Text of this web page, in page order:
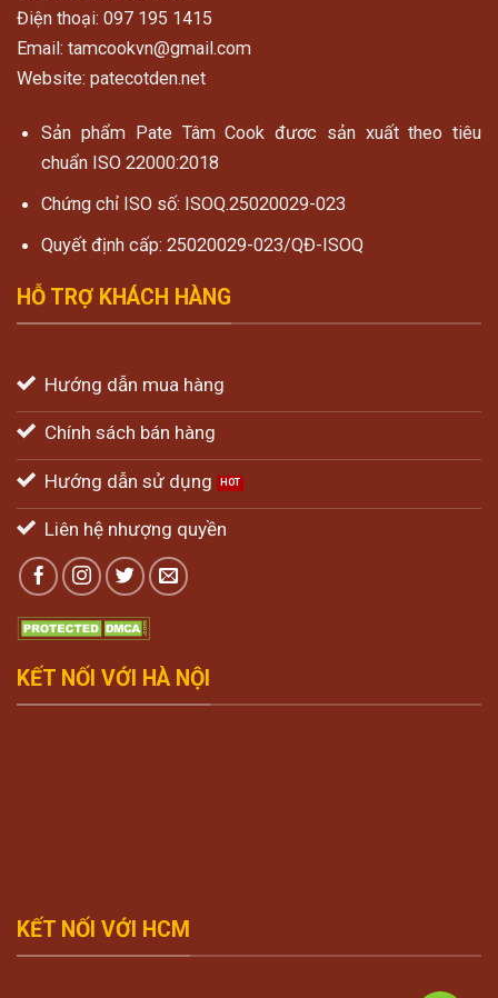
Điện thoại: 097 195 1415
Email: tamcookvn@gmail.com
Website: patecotden.net
Sản phẩm Pate Tâm Cook đươc sản xuất theo tiêu
chuẩn ISO 22000:2018
Chứng chỉ ISO số: ISOQ.25020029-023
Quyết định cấp: 25020029-023/QĐ-ISOQ
HỖ TRỢ KHÁCH HÀNG
Hướng dẫn mua hàng
Chính sách bán hàng
Hướng dẫn sử dụng
Liên hệ nhượng quyền
KẾT NỐI VỚI HÀ NỘI
KẾT NỐI VỚI HCM